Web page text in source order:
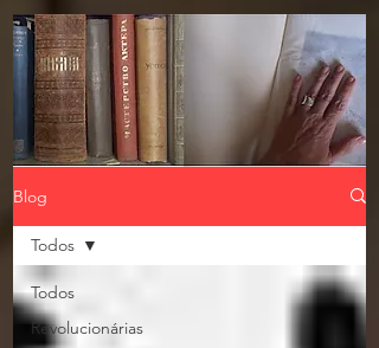
Blog
Todos
Revolucionárias
Todos